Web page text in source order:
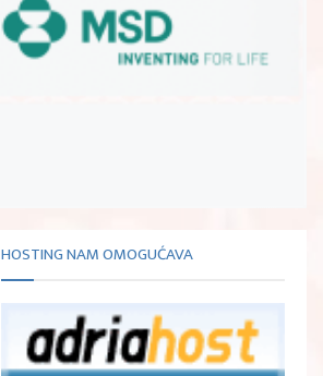
HOSTING NAM OMOGUĆAVA